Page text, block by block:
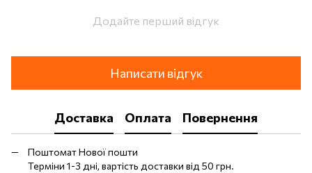
Додайте перший відгук
Написати відгук
Доставка Оплата Повернення
Поштомат Нової пошти
Терміни 1-3 дні, вартість доставки від 50 грн.